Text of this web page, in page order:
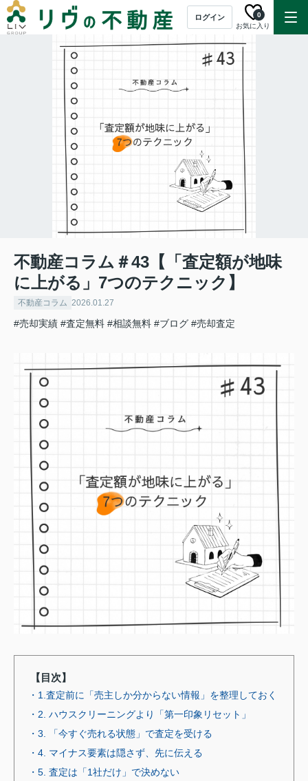
ログイン
お気に入り
0
不動産コラム＃43【「査定額が地味
に上がる」7つのテクニック】
不動産コラム 2026.01.27
#売却実績 #査定無料 #相談無料 #ブログ #売却査定
【目次】
・1.査定前に「売主しか分からない情報」を整理しておく
・2. ハウスクリーニングより「第一印象リセット」
・3. 「今すぐ売れる状態」で査定を受ける
・4. マイナス要素は隠さず、先に伝える
・5. 査定は「1社だけ」で決めない